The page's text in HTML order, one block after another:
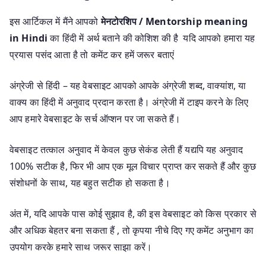
इस आर्टिकल में मैंने आपकोमेनटोरशिप / Mentorship meaning
in Hindiका हिंदी में अर्थ बताने की कोशिश की है यदि आपको हमारा यह
प्रयास पसंद आता है तो कमेंट कर हमें जरूर बताएं
अंग्रेजी से हिंदी – यह वेबसाइट आपको आपके अंग्रेजी शब्द, वाक्यांश, या
वाक्य का हिंदी में अनुवाद प्रदान करता है। अंग्रेजी में टाइप करने के लिए
आप हमारे वेबसाइट के सर्च ऑप्शन पर जा सकते हैं।
वेबसाइट तत्काल अनुवाद में केवल कुछ सेकंड लेती हैं यद्यपि यह अनुवाद
100% सटीक है, फिर भी आप एक मूल विचार प्राप्त कर सकते हैं और कुछ
संशोधनों के साथ, यह बहुत सटीक हो सकता है।
अंत में, यदि आपके पास कोई सुझाव है, की इस वेबसाइट को किस प्रकार से
और अधिक बेहतर बना सकता हैं , तो कृपया नीचे दिए गए कमेंट अनुभाग का
उपयोग करके हमारे साथ जरूर साझा करें।